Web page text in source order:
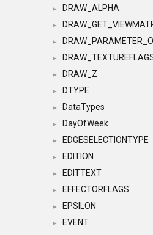
► DRAW_ALPHA
►
►
►
► DRAW_Z
► DTYPE
► DataTypes
► DayOfWeek
► EDGESELECTIONTYPE
► EDITION
► EDITTEXT
► EFFECTORFLAGS
► EPSILON
►
EVENT